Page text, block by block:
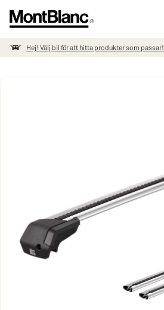
Hej! Välj bil för att hitta produkter som passar!